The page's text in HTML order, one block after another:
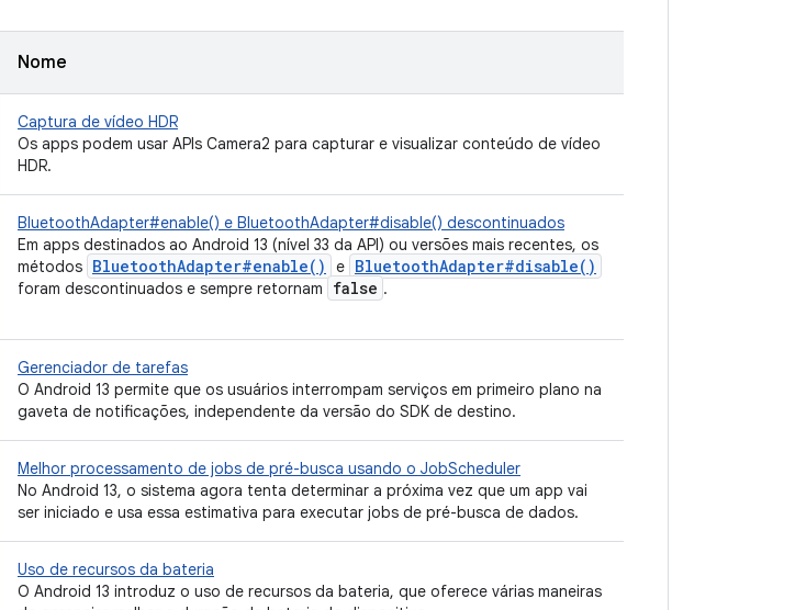
Nome
Captura de vídeo HDR
Os apps podem usar APIs Camera2 para capturar e visualizar conteúdo de vídeo
HDR.
BluetoothAdapter#enable() e BluetoothAdapter#disable() descontinuados
Em apps destinados ao Android 13 (nível 33 da API) ou versões mais recentes, os
métodos BluetoothAdapter#enable() e BluetoothAdapter#disable()
foram descontinuados e sempre retornam false .
Gerenciador de tarefas
O Android 13 permite que os usuários interrompam serviços em primeiro plano na
gaveta de notificações, independente da versão do SDK de destino.
Melhor processamento de jobs de pré-busca usando o JobScheduler
No Android 13, o sistema agora tenta determinar a próxima vez que um app vai
ser iniciado e usa essa estimativa para executar jobs de pré-busca de dados.
Uso de recursos da bateria
O Android 13 introduz o uso de recursos da bateria, que oferece várias maneiras